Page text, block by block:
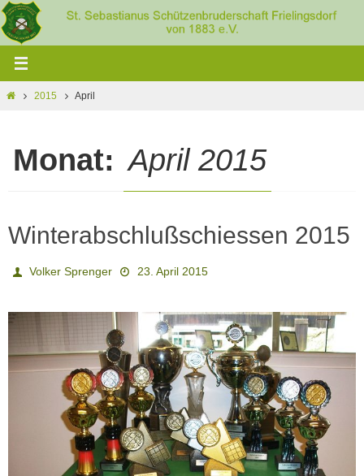
Zum
Inhalt
Home2015 April
Monat: April 2015
Winterabschlußschiessen 2015
Volker Sprenger 23. April 2015